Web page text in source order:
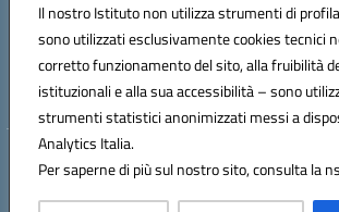
Il nostro Istituto non utilizza strumenti di
sono utilizzati esclusivamente cookies tecnici
corretto funzionamento del sito, alla fruibilità
istituzionali e alla sua accessibilità – sono
strumenti statistici anonimizzati messi a
Analytics Italia.
Per saperne di più sul nostro sito, consulta la
Codice fiscale: 93020970427
Codice meccanografico:
ANPC010006
Codice unico di fatturazione (CUF): UFBE6V
Hosting & Powered by 3D
Concept & Design by